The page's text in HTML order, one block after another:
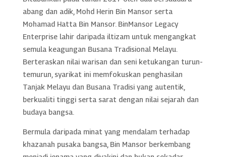
abang dan adik, Mohd Herin Bin Mansor serta
Mohamad Hatta Bin Mansor. BinMansor Legacy
Enterprise lahir daripada iltizam untuk mengangkat
semula keagungan Busana Tradisional Melayu.
Berteraskan nilai warisan dan seni ketukangan turun-
temurun, syarikat ini memfokuskan penghasilan
Tanjak Melayu dan Busana Tradisi yang autentik,
berkualiti tinggi serta sarat dengan nilai sejarah dan
budaya bangsa.
Bermula daripada minat yang mendalam terhadap
khazanah pusaka bangsa, Bin Mansor berkembang